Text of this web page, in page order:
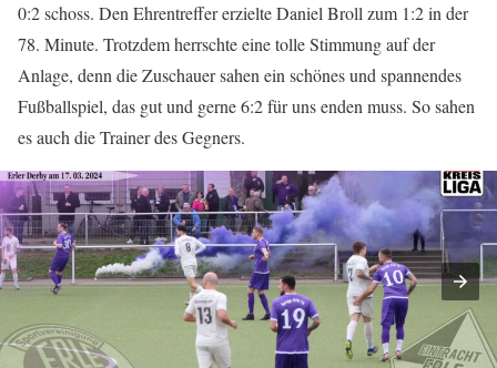
0:2 schoss. Den Ehrentreffer erzielte Daniel Broll zum 1:2 in der
78. Minute. Trotzdem herrschte eine tolle Stimmung auf der
Anlage, denn die Zuschauer sahen ein schönes und spannendes
Fußballspiel, das gut und gerne 6:2 für uns enden muss. So sahen
es auch die Trainer des Gegners.